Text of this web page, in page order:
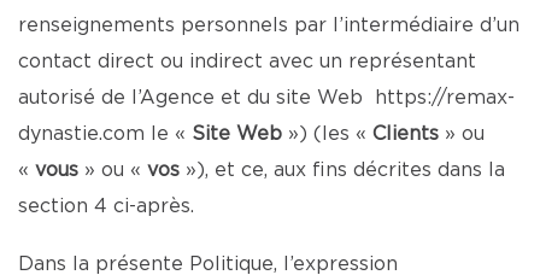
renseignements personnels par l’intermédiaire d’un
contact direct ou indirect avec un représentant
autorisé de l’Agence et du site Web
https://remax-
dynastie.com le « Site Web ») (les « Clients » ou
« vous » ou « vos »), et ce, aux fins décrites dans la
section 4 ci-après.
Dans la présente Politique, l’expression